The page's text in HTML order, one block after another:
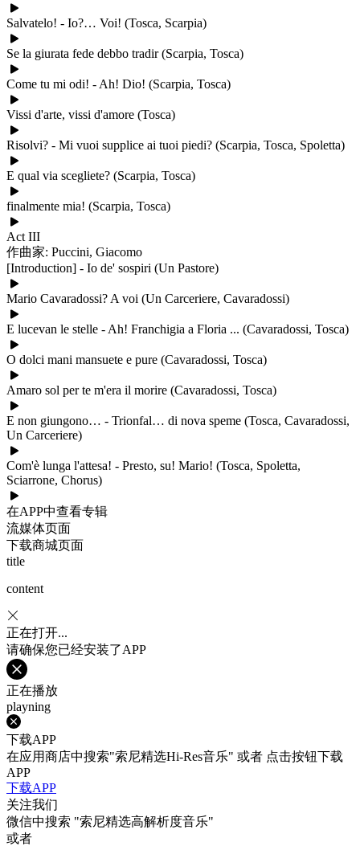
Salvatelo! - Io?… Voi! (Tosca, Scarpia)
Se la giurata fede debbo tradir (Scarpia, Tosca)
Come tu mi odi! - Ah! Dio! (Scarpia, Tosca)
Vissi d'arte, vissi d'amore (Tosca)
Risolvi? - Mi vuoi supplice ai tuoi piedi? (Scarpia, Tosca, Spoletta)
E qual via scegliete? (Scarpia, Tosca)
finalmente mia! (Scarpia, Tosca)
Act III
作曲家: Puccini, Giacomo
[Introduction] - Io de' sospiri (Un Pastore)
Mario Cavaradossi? A voi (Un Carceriere, Cavaradossi)
E lucevan le stelle - Ah! Franchigia a Floria ... (Cavaradossi, Tosca)
O dolci mani mansuete e pure (Cavaradossi, Tosca)
Amaro sol per te m'era il morire (Cavaradossi, Tosca)
E non giungono… - Trionfal… di nova speme (Tosca, Cavaradossi,
Un Carceriere)
Com'è lunga l'attesa! - Presto, su! Mario! (Tosca, Spoletta,
Sciarrone, Chorus)
在APP中查看专辑
流媒体页面
下载商城页面
title
content
正在打开...
请确保您已经安装了APP
正在播放
playning
下载APP
在应用商店中搜索"索尼精选Hi-Res音乐" 或者 点击按钮下载
APP
下载APP
关注我们
微信中搜索 "索尼精选高解析度音乐"
或者